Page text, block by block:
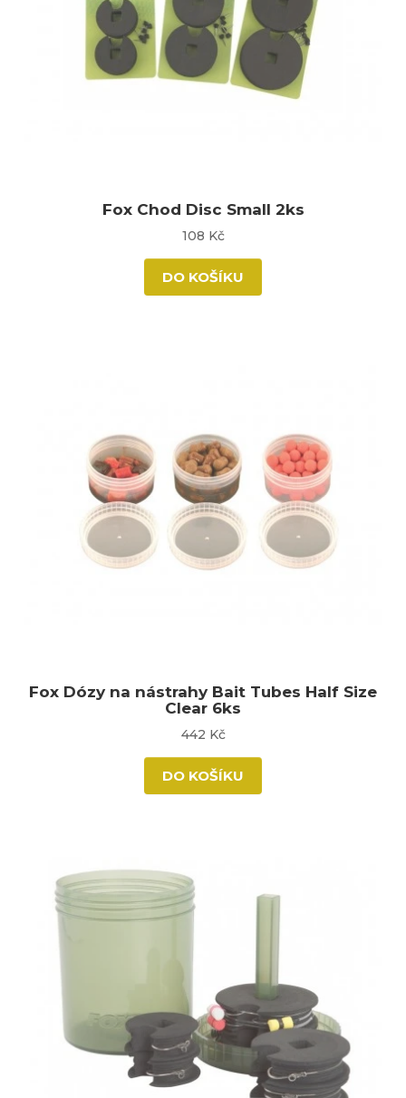
Fox Chod Disc Small 2ks
108 Kč
DO KOŠÍKU
Fox Dózy na nástrahy Bait Tubes Half Size
Clear 6ks
442 Kč
DO KOŠÍKU